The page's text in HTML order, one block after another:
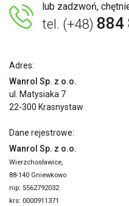
lub zadzwoń,
tel. (+48) 884
Adres:
Wanrol Sp. z o.o.
ul. Matysiaka 7
22-300 Krasnystaw
Dane rejestrowe:
Wanrol Sp. z o.o.
Wierzchosławice,
88-140 Gniewkowo
nip: 5562792032
krs: 0000911371